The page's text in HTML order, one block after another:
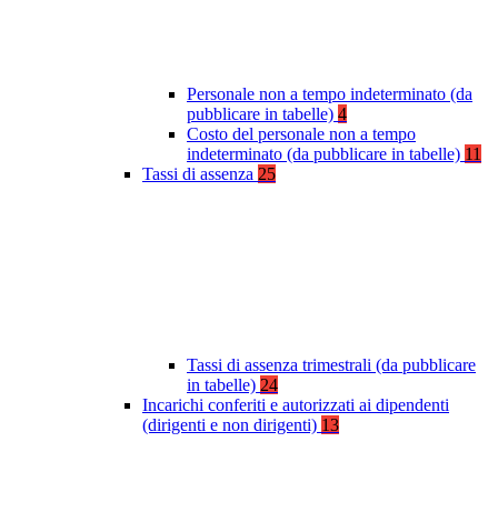
Personale non a tempo indeterminato (da
pubblicare in tabelle) 4
Costo del personale non a tempo
indeterminato (da pubblicare in tabelle) 11
Tassi di assenza 25
Tassi di assenza trimestrali (da pubblicare
in tabelle) 24
Incarichi conferiti e autorizzati ai dipendenti
(dirigenti e non dirigenti) 13